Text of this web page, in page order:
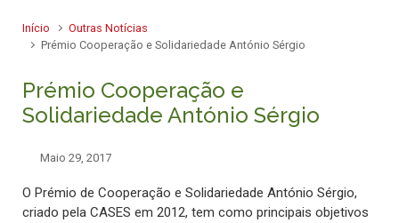
Início
Outras Notícias
Prémio Cooperação e Solidariedade António Sérgio
Prémio Cooperação e
Solidariedade António Sérgio
Maio 29, 2017
O Prémio de Cooperação e Solidariedade António Sérgio,
criado pela CASES em 2012, tem como principais objetivos